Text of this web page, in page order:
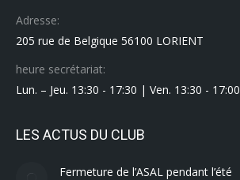
Adresse:
205 rue de Belgique 56100 LORIENT
heure secrétariat:
Lun. – Jeu. 13:30 - 17:30 | Ven. 13:30 - 17:00
LES ACTUS DU CLUB
Fermeture de l’ASAL pendant l’été